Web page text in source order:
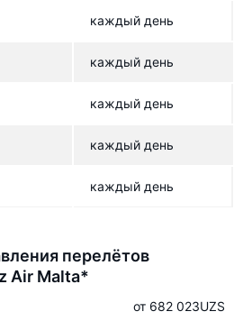
каждый день
каждый день
каждый день
каждый день
каждый день
перелётов
Air Malta*
от 682 023UZS